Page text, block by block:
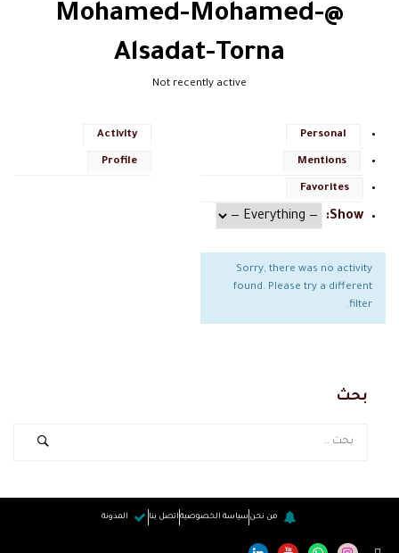
@mohamed-Mohamed-
Alsadat-Torna
Not recently active
Activity
Profile
Personal
Mentions
Favorites
Show:
Sorry, there was no activity
found. Please try a different
filter.
بحث
من نحن سياسة الخصوصية اتصل بنا المدونة